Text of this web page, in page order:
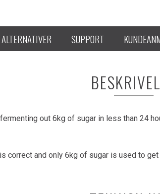
ALTERNATIVER SUPPORT
out 6kg of sugar in less than 24
correct and only 6kg of sugar is used to